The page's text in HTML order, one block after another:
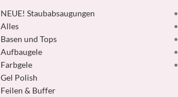
NEUE! Staubabsaugungen
Alles
Basen und Tops
Aufbaugele
Farbgele
Gel Polish
Feilen & Buffer